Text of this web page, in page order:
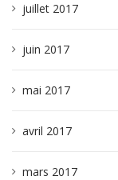
juillet 2017
juin 2017
mai 2017
avril 2017
mars 2017